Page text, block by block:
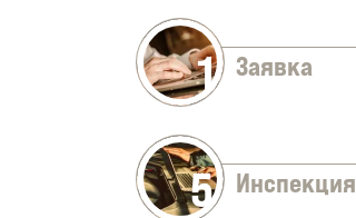
1 Заявка
5 Инспекция